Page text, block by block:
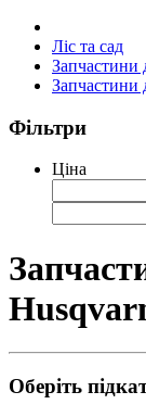
Ліс та сад
Запчастини
Запчастини
Фільтри
Ціна
Оберіть